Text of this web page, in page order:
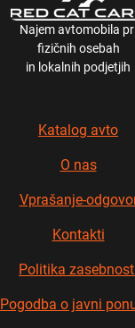
Najem avtomobila
fizičnih osebah
in lokalnih podjetjih
Katalog avto
O nas
Vprašanje-
Kontakti
Politika
Pogodba o javni